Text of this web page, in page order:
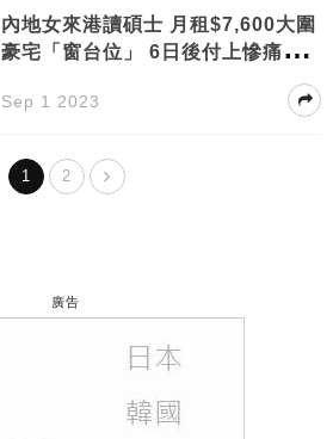
內地女來港讀碩士 月租$7,600大圍
豪宅「窗台位」 6日後付上慘痛代
Sep 1 2023
1 2
廣告